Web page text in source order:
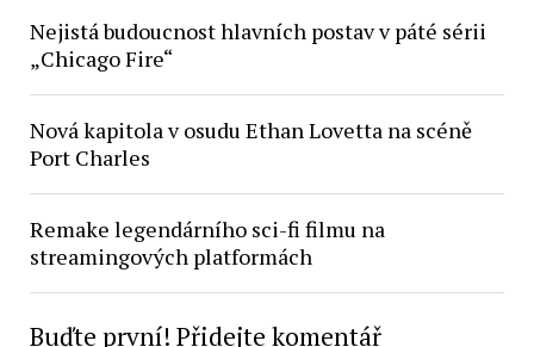
Nejistá budoucnost hlavních postav v páté sérii
„Chicago Fire“
Nová kapitola v osudu Ethan Lovetta na scéně
Port Charles
Remake legendárního sci-fi filmu na
streamingových platformách
Buďte první! Přidejte komentář